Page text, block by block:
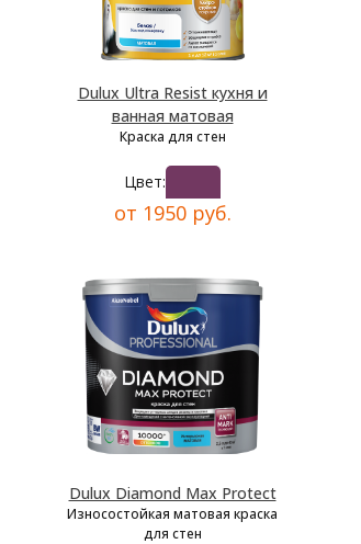
Dulux Ultra Resist кухня и
ванная матовая
Краска для стен
Цвет:
от 1950 руб.
Dulux Diamond Max Protect
Износостойкая матовая краска
для стен